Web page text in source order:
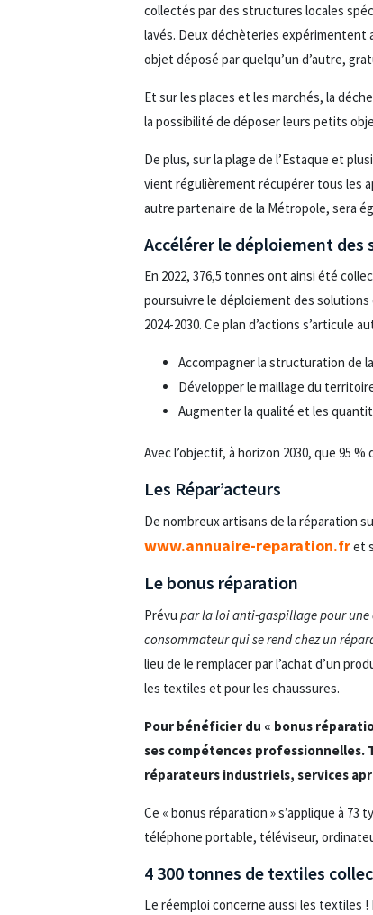
collectés par des structures locales
lavés. Deux déchèteries expérimentent
objet déposé par quelqu’un d’autre,
Et sur les places et les marchés, la
la possibilité de déposer leurs petits
De plus, sur la plage de l’Estaque et
vient régulièrement récupérer tous les
autre partenaire de la Métropole, sera
Accélérer le déploiement
En 2022, 376,5 tonnes ont ainsi été
poursuivre le déploiement des
2024-2030. Ce plan d’actions s’articule
Accompagner la structuration de
Développer le maillage du
Augmenter la qualité et les
Avec l’objectif, à horizon 2030, que 95
Les Répar’acteurs
De nombreux artisans de la réparation
www.annuaire-reparation.fret
Le bonus réparation
Prévu par la loi anti-gaspillage pour
consommateur qui se rend chez un
lieu de le remplacer par l’achat d’un
les textiles et pour les chaussures.
Pour bénéficier du « bonus
ses compétences
réparateurs industriels, services
Ce « bonus réparation » s’applique à
téléphone portable, téléviseur,
4 300 tonnes de textiles
Le réemploi concerne aussi les textiles